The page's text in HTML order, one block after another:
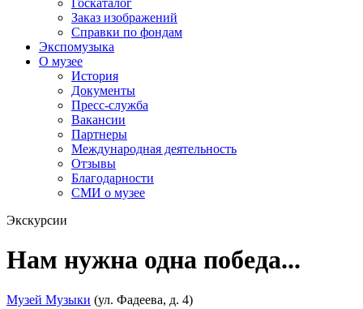
Заказ изображений
Справки по фондам
Экспомузыка
О музее
История
Документы
Пресс-служба
Вакансии
Партнеры
Международная деятельность
Отзывы
Благодарности
СМИ о музее
Экскурсии
Нам нужна одна победа...
Музей Музыки (ул. Фадеева, д. 4)